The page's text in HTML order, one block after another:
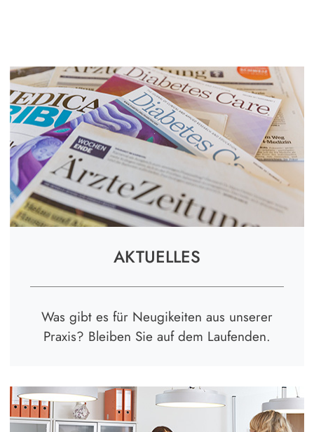
AKTUELLES
Was gibt es für Neugikeiten aus unserer
Praxis? Bleiben Sie auf dem Laufenden.